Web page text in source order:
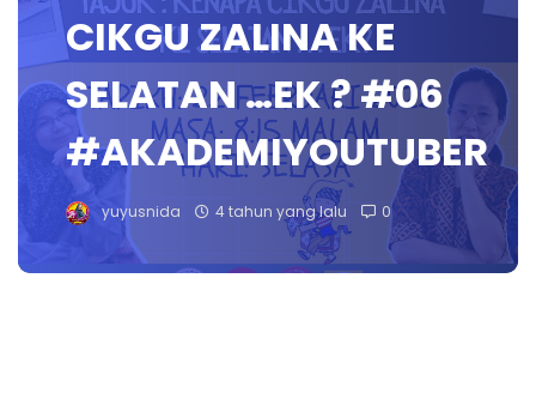
CIKGU ZALINA KE
SELATAN …EK ? #06
#AKADEMIYOUTUBER
yuyusnida 4 tahun yang lalu 0